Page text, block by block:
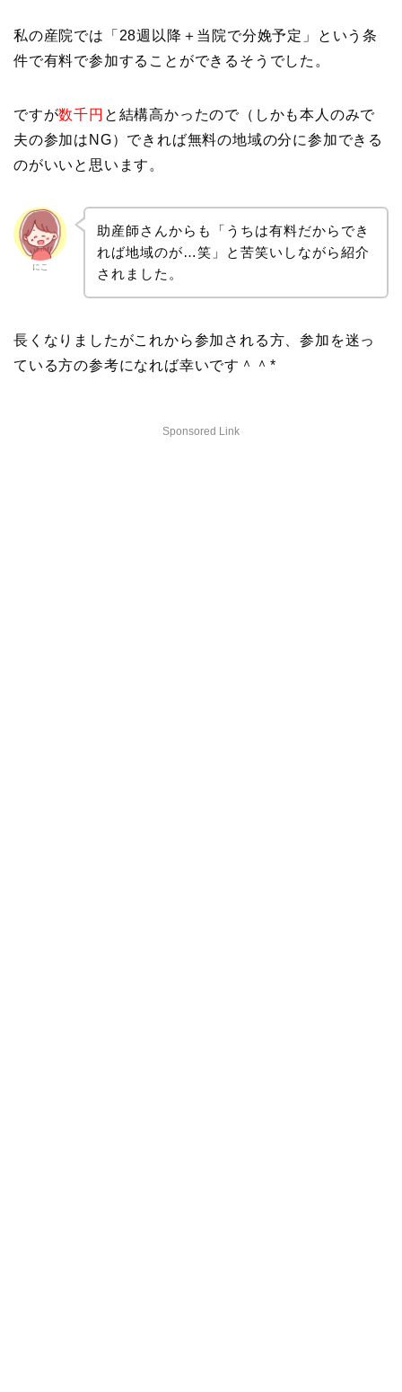
私の産院では「28週以降＋当院で分娩予定」という条
件で有料で参加することができるそうでした。
ですが数千円 と結構高かったので（しかも本人のみで
夫の参加はNG）できれば無料の地域の分に参加できる
のがいいと思います。
にこ
助産師さんからも「うちは有料だからでき
れば地域のが…笑」と苦笑いしながら紹介
されました。
長くなりましたがこれから参加される方、参加を迷っ
ている方の参考になれば幸いです＾＾*
Sponsored Link